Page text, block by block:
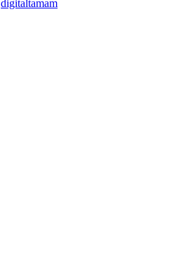
digitaltamam